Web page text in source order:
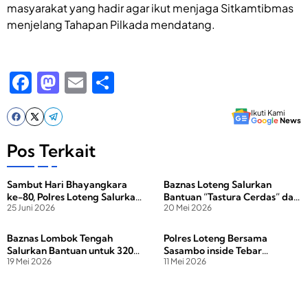
masyarakat yang hadir agar ikut menjaga Sitkamtibmas
menjelang Tahapan Pilkada mendatang.
F
a
c
e
b
o
o
k
M
a
st
o
o
E
Ikuti Kami
GoogleNews
Pos Terkait
‎Sambut Hari Bhayangkara
ke-80, Polres Loteng Salurkan
Air Bersih di Praya Timur
25 Juni 2026
Baznas Loteng Salurkan
Bantuan “Tastura Cerdas” dan
“Iman Taqwa” di Kecamatan
20 Mei 2026
Baznas Lombok Tengah
Salurkan Bantuan untuk 320
Lembaga di Kecamatan
19 Mei 2026
Polres Loteng Bersama
Sasambo inside Tebar
Kepedulian Lewat Donor
11 Mei 2026